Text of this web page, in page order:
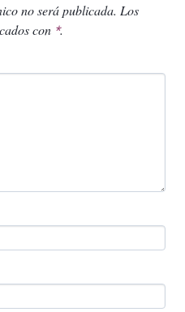
no será publicada. Los
con *.